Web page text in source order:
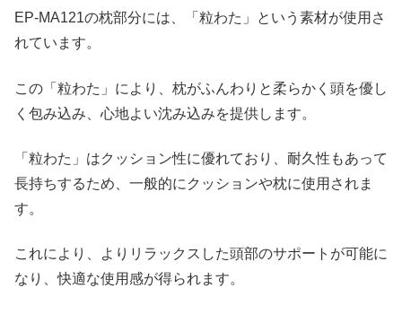
EP-MA121の枕部分には、「粒わた」という素材が使用さ
れています。
この「粒わた」により、枕がふんわりと柔らかく頭を優し
く包み込み、心地よい沈み込みを提供します。
「粒わた」はクッション性に優れており、耐久性もあって
長持ちするため、一般的にクッションや枕に使用されま
す。
これにより、よりリラックスした頭部のサポートが可能に
なり、快適な使用感が得られます。